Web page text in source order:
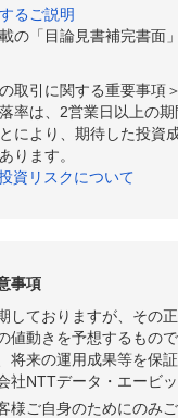
るご説明
の「目論見書補完書
取引に関する重要事項
率は、2営業日以上の
により、期待した投
ります。
資リスクについて
事項
しておりますが、その
値動きを予想するもの
将来の運用成果等を保
社NTTデータ・エービ
様ご自身のためにのみ